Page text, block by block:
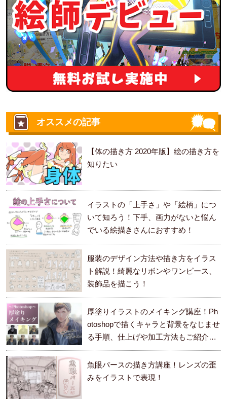
オススメの記事
【体の描き方 2020年版】絵の描き方を
知りたい
イラストの「上手さ」や「絵柄」につ
いて知ろう！下手、画力がないと悩ん
でいる絵描きさんにおすすめ！
服装のデザイン方法や描き方をイラス
ト解説！綺麗なリボンやワンピース、
装飾品を描こう！
厚塗りイラストのメイキング講座！Ph
otoshopで描くキャラと背景をなじませ
る手順、仕上げや加工方法もご紹介し
ます。
魚眼パースの描き方講座！レンズの歪
みをイラストで表現！